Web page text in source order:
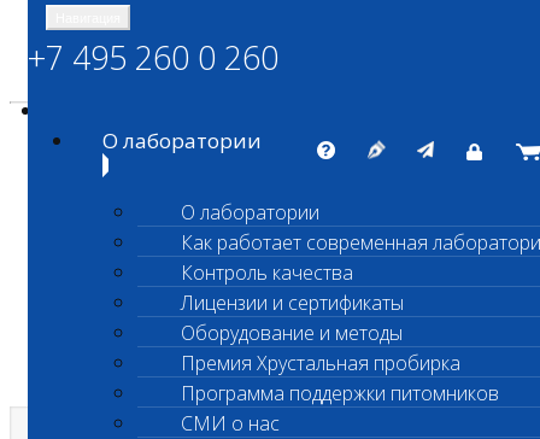
ШАНС БИО
Независимая ветеринарная лаборатория
+7 495 260 0 260
О лаборатории
О лаборатории
Как работает современная
Контроль качества
Лицензии и сертификаты
Оборудование и методы
Премия Хрустальная пробирка
Программа поддержки питомников
СМИ о нас